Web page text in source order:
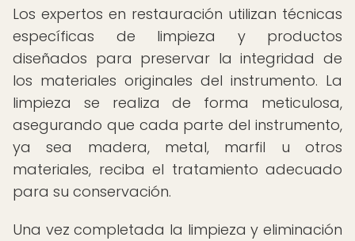
Los expertos en restauración utilizan técnicas
específicas de limpieza y productos
diseñados para preservar la integridad de
los materiales originales del instrumento. La
limpieza se realiza de forma meticulosa,
asegurando que cada parte del instrumento,
ya sea madera, metal, marfil u otros
materiales, reciba el tratamiento adecuado
para su conservación.
Una vez completada la limpieza y eliminación